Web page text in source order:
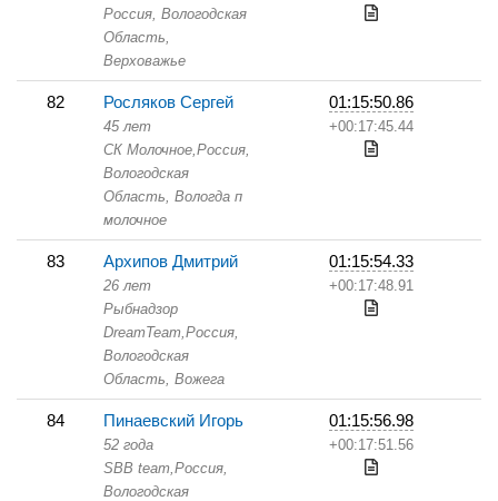
Россия, Вологодская
Область,
Верховажье
82 Росляков Сергей
45 лет
СК Молочное,Россия,
Вологодская
Область, Вологда п
молочное
01:15:50.86
+00:17:45.44
83 Архипов Дмитрий
26 лет
Рыбнадзор
DreamTeam,Россия,
Вологодская
Область, Вожега
01:15:54.33
+00:17:48.91
84 Пинаевский Игорь
52 года
SBB team,Россия,
Вологодская
01:15:56.98
+00:17:51.56